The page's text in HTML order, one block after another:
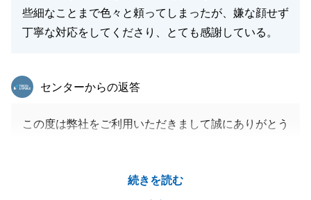
閉じる
些細なことまで色々と頼ってしまったが、嫌な顔せず
丁寧な対応をしてくださり、とても感謝している。
続きを読む
東急リバブル
センターからの返答
この度は弊社をご利用いただきまして誠にありがとう
いただけたとのことで、私もとても嬉しく思っており